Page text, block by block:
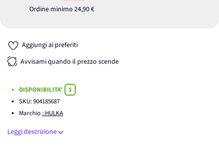
Ordine minimo 24,90 €
Aggiungi ai preferiti
Avvisami quando il prezzo scende
DISPONIBILITA'
1
SKU:904185687
Marchio : HULKA
Leggi descrizione